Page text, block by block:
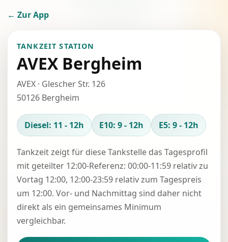
← Zur App
TANKZEIT STATION
AVEX Bergheim
AVEX · Glescher Str. 126
50126 Bergheim
Diesel: 11 - 12h E10: 9 - 12h E5: 9 - 12h
Tankzeit zeigt für diese Tankstelle das Tagesprofil
mit geteilter 12:00-Referenz: 00:00-11:59 relativ zu
Vortag 12:00, 12:00-23:59 relativ zum Tagespreis
um 12:00. Vor- und Nachmittag sind daher nicht
direkt als ein gemeinsames Minimum
vergleichbar.